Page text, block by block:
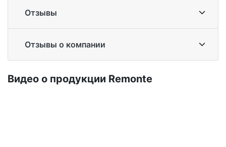
Отзывы
Отзывы о компании
Ви­део о про­дук­ции Re­mon­te